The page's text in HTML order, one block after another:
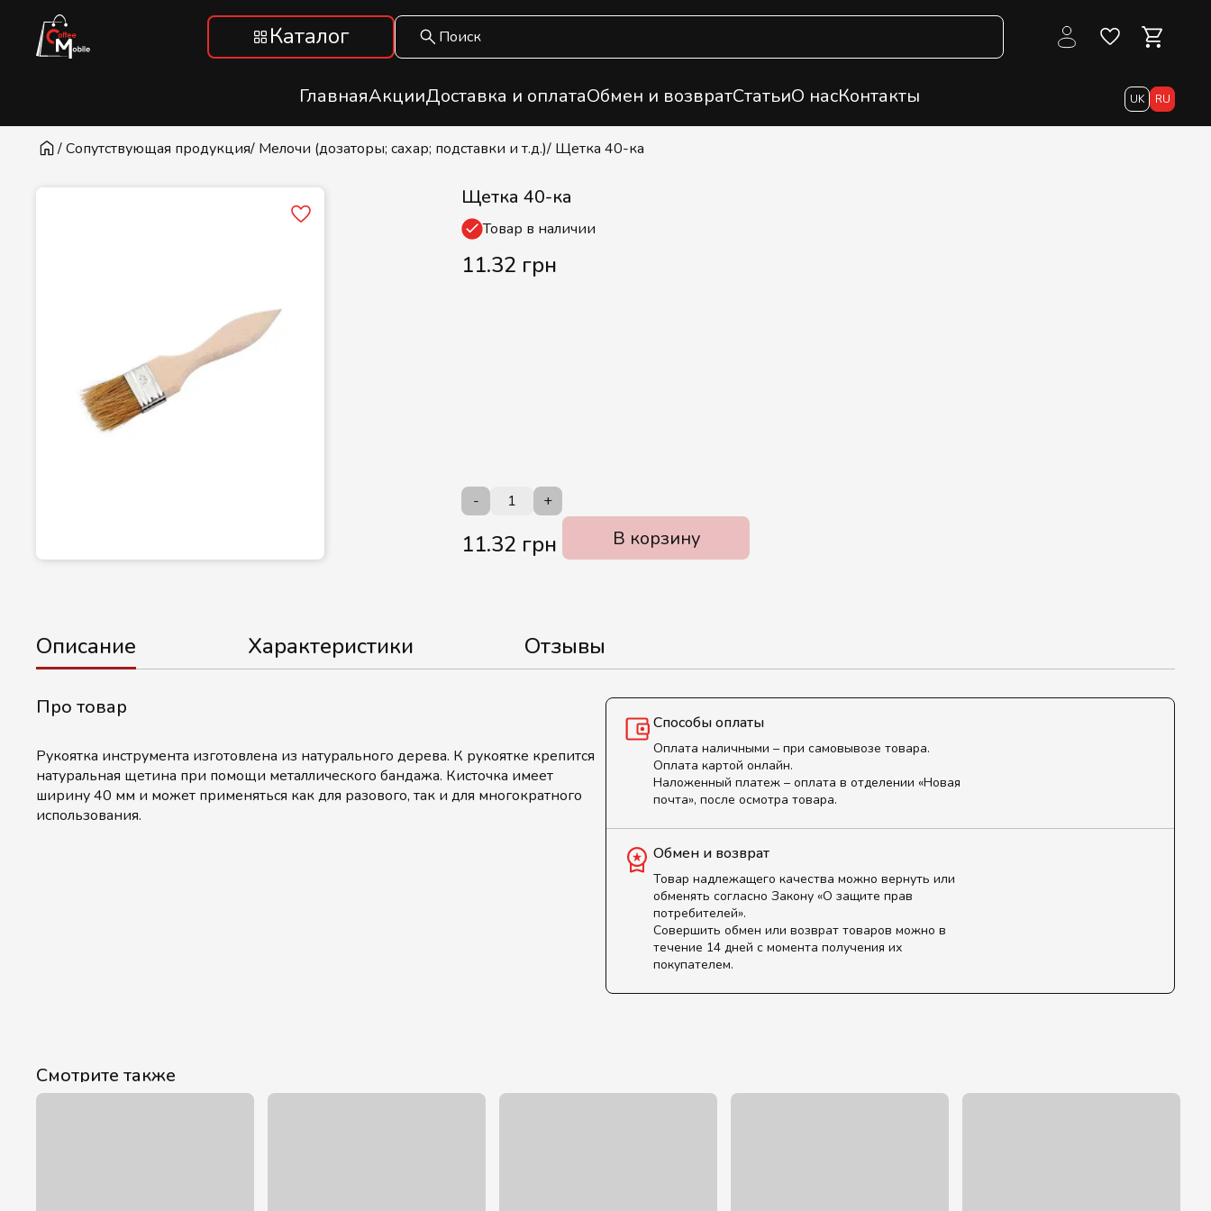
Каталог
ГлавнаяАкцииДоставка и оплатаОбмен и возвратСтатьиО насКонтакты UK RU
/ Сопутствующая продукция/ Мелочи (дозаторы; сахар; подставки и т.д.)/ Щетка 40-ка
Щетка 40-ка
Товар в наличии
11.32 грн
- +
11.32 грн В корзину
Описание Характеристики Отзывы
Про товар
Рукоятка инструмента изготовлена из натурального дерева. К рукоятке крепится
натуральная щетина при помощи металлического бандажа. Кисточка имеет
ширину 40 мм и может применяться как для разового, так и для многократного
использования.
Способы оплаты
Оплата наличными – при самовывозе товара.
Оплата картой онлайн.
Наложенный платеж – оплата в отделении «Новая
почта», после осмотра товара.
Обмен и возврат
Товар надлежащего качества можно вернуть или
обменять согласно Закону «О защите прав
потребителей».
Совершить обмен или возврат товаров можно в
течение 14 дней с момента получения их
покупателем.
Смотрите также